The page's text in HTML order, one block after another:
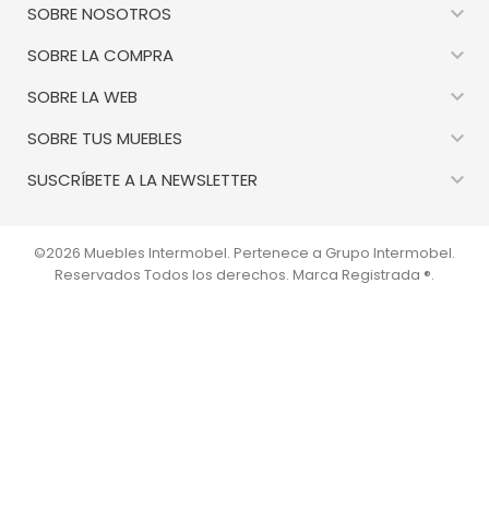
SOBRE NOSOTROS 
SOBRE LA COMPRA 
SOBRE LA WEB 
SOBRE TUS MUEBLES 
SUSCRÍBETE A LA NEWSLETTER 
©2026 Muebles Intermobel. Pertenece a Grupo Intermobel.
Reservados Todos los derechos. Marca Registrada ®.